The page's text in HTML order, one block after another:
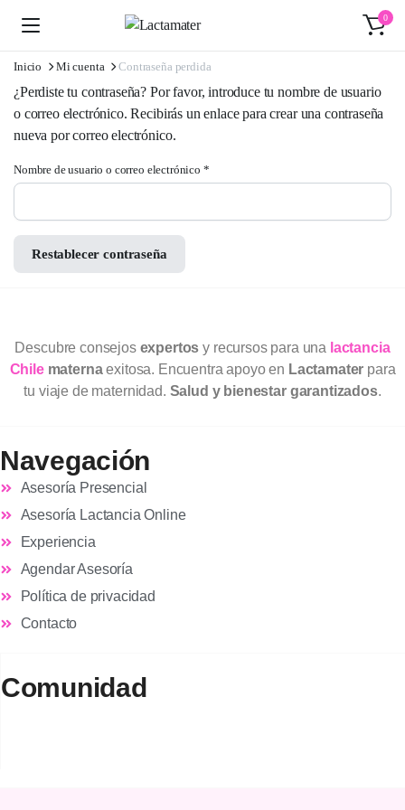
0
Inicio Mi cuenta Contraseña perdida
¿Perdiste tu contraseña? Por favor, introduce tu nombre de usuario
o correo electrónico. Recibirás un enlace para crear una contraseña
nueva por correo electrónico.
Nombre de usuario o correo electrónico *
Restablecer contraseña
Descubre consejos expertos y recursos para una lactancia
Chilematernaexitosa. Encuentra apoyo en Lactamater para
tu viaje de maternidad. Salud y bienestar garantizados.
Navegación
Asesoría Presencial
Asesoría Lactancia Online
Experiencia
Agendar Asesoría
Política de privacidad
Contacto
Comunidad